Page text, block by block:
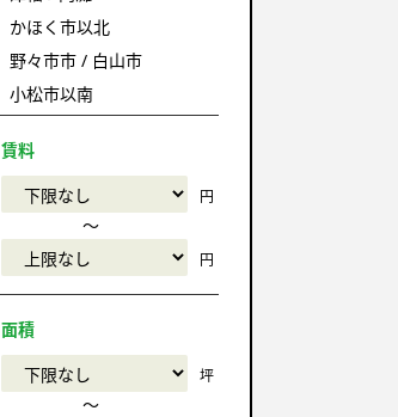
かほく市以北
野々市市 / 白山市
小松市以南
賃料
円
〜
円
面積
坪
〜